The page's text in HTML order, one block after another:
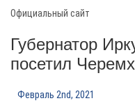
Официальный сайт
Губернатор
посетил
Февраль 2nd, 2021